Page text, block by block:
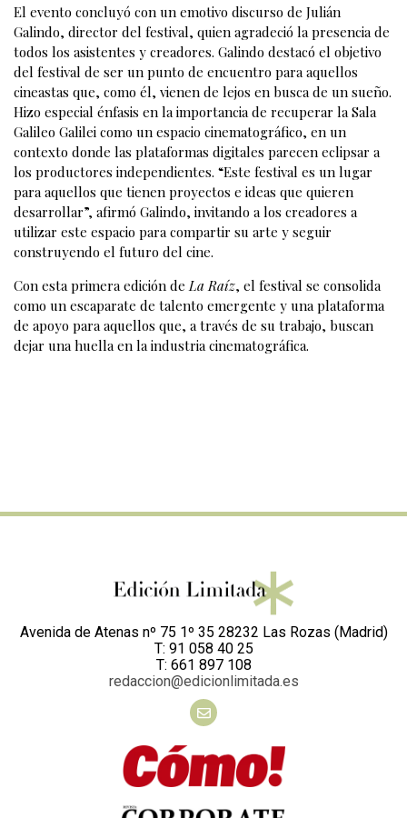
El evento concluyó con un emotivo discurso de Julián
Galindo, director del festival, quien agradeció la presencia de
todos los asistentes y creadores. Galindo destacó el objetivo
del festival de ser un punto de encuentro para aquellos
cineastas que, como él, vienen de lejos en busca de un sueño.
Hizo especial énfasis en la importancia de recuperar la Sala
Galileo Galilei como un espacio cinematográfico, en un
contexto donde las plataformas digitales parecen eclipsar a
los productores independientes. “Este festival es un lugar
para aquellos que tienen proyectos e ideas que quieren
desarrollar”, afirmó Galindo, invitando a los creadores a
utilizar este espacio para compartir su arte y seguir
construyendo el futuro del cine.
Con esta primera edición de La Raíz, el festival se consolida
como un escaparate de talento emergente y una plataforma
de apoyo para aquellos que, a través de su trabajo, buscan
dejar una huella en la industria cinematográfica.
Avenida de Atenas nº 75 1º 35 28232 Las Rozas (Madrid)
T: 91 058 40 25
T: 661 897 108
redaccion@edicionlimitada.es